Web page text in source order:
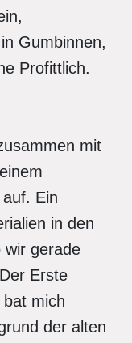
Gumbinnen,
Profittlich.
mit
Ein
in den
wir gerade
Erste
mich
der alten